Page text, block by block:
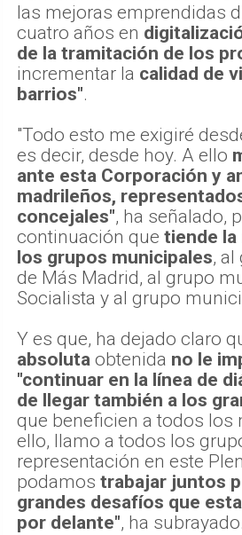
las mejoras emprendidas
cuatro años en
de la tramitación de los
incrementar la calidad de
barrios".
"Todo esto me exigiré
es decir, desde hoy. A ello
ante esta Corporación y
madrileños,
concejales", ha señalado,
continuación que tiende la
los grupos municipales,
de Más Madrid, al grupo
Socialista y al grupo
Y es que, ha dejado claro
absoluta obtenida no le
"continuar en la línea de
de llegar también a los
que beneficien a todos los
ello, llamo a todos los
representación en este
podamos trabajar juntos
grandes desafíos que
por delante", ha subrayado.